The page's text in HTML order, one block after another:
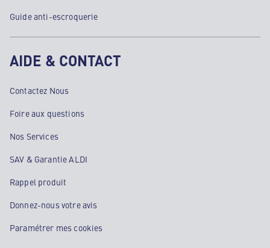
Guide anti-escroquerie
AIDE & CONTACT
Contactez Nous
Foire aux questions
Nos Services
SAV & Garantie ALDI
Rappel produit
Donnez-nous votre avis
Paramétrer mes cookies